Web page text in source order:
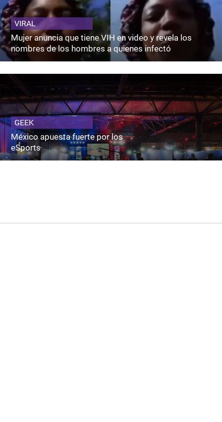
VIRAL
Mujer anuncia que tiene VIH en video y revela los
nombres de los hombres a quienes infectó
GEEK
México apuesta fuerte por los
eSports